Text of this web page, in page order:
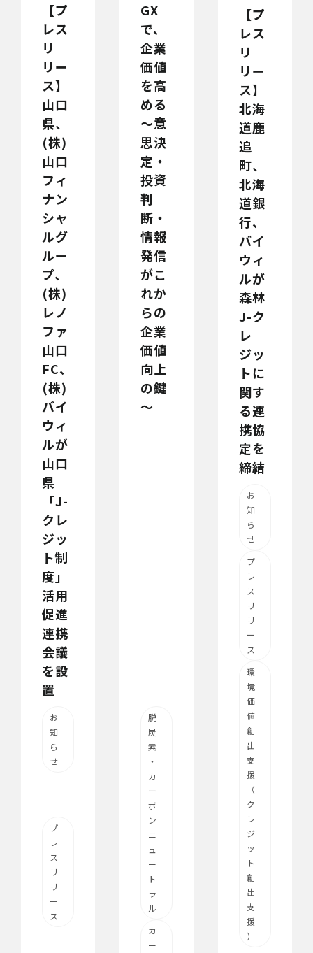
【プ
レス
リ
リー
ス】
山口
県、
(株)
山口
フィ
ナン
シャ
ルグ
ルー
プ、
(株)
レノ
ファ
山口
FC、
(株)
バイ
ウィ
ルが
山口
県
「J-
クレ
ジッ
ト制
度」
活用
促進
連携
会議
を設
置
お
知
ら
せ
プ
レ
ス
リ
リ
ー
ス
GX
で、
企業
価値
を高
める
～意
思決
定・
投資
判
断・
情報
発信
がこ
れか
らの
企業
価値
向上
の鍵
～
脱
炭
素
・
カ
ー
ボ
ン
ニ
ュ
ー
ト
ラ
ル
カ
ー
【プ
レス
リ
リー
ス】
北海
道鹿
追
町、
北海
道銀
行、
バイ
ウィ
ルが
森林
J-ク
レ
ジッ
トに
関す
る連
携協
定を
締結
お
知
ら
せ
プ
レ
ス
リ
リ
ー
ス
環
境
価
値
創
出
支
援
（
ク
レ
ジ
ッ
ト
創
出
支
援
）